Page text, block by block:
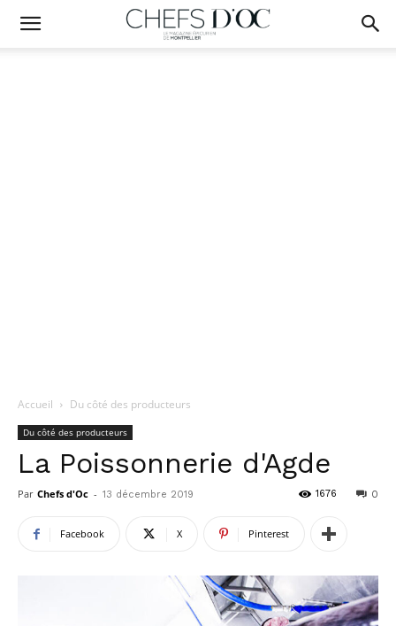
Accueil Du côté des producteurs
Du côté des producteurs
La Poissonnerie d'Agde
Par Chefs d'Oc - 13 décembre 2019 0
1676
Facebook X Pinterest